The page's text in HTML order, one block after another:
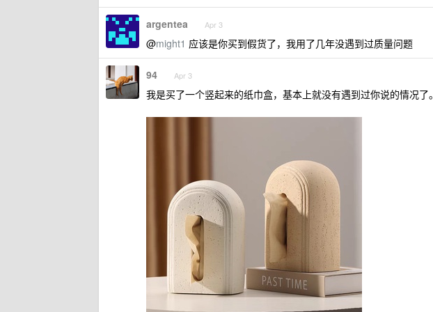
argentea Apr 3
@might1 应该是你买到假货了，我用了几年没遇到过质量问题
94 Apr 3
我是买了一个竖起来的纸巾盒，基本上就没有遇到过你说的情况了。